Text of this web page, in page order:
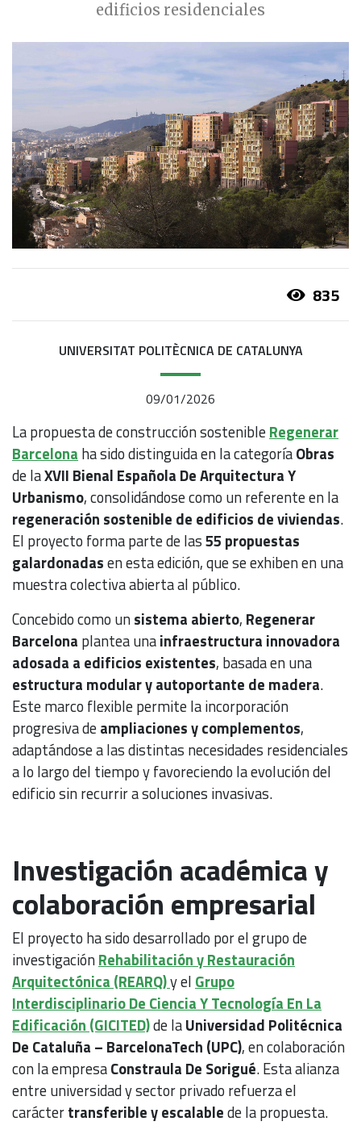
edificios residenciales
835
UNIVERSITAT POLITÈCNICA DE CATALUNYA
09/01/2026
La propuesta de construcción sostenibleRegenerar
Barcelona ha sido distinguida en la categoríaObras
de laXVII Bienal Española De Arquitectura Y
Urbanismo, consolidándose como un referente en la
regeneración sostenible de edificios de viviendas.
El proyecto forma parte de las55 propuestas
galardonadasen esta edición, que se exhiben en una
muestra colectiva abierta al público.
Concebido como unsistema abierto, Regenerar
Barcelona plantea unainfraestructura innovadora
adosada a edificios existentes, basada en una
estructura modular y autoportante de madera.
Este marco flexible permite la incorporación
progresiva deampliaciones y complementos,
adaptándose a las distintas necesidades residenciales
a lo largo del tiempo y favoreciendo la evolución del
edificio sin recurrir a soluciones invasivas.
Investigación académica y
colaboración empresarial
El proyecto ha sido desarrollado por el grupo de
investigaciónRehabilitación y Restauración
Arquitectónica (REARQ)y el Grupo
Interdisciplinario De Ciencia Y Tecnología En La
Edificación (GICITED)de laUniversidad Politécnica
De Cataluña – BarcelonaTech (UPC), en colaboración
con la empresaConstraula De Sorigué. Esta alianza
entre universidad y sector privado refuerza el
caráctertransferible y escalablede la propuesta.